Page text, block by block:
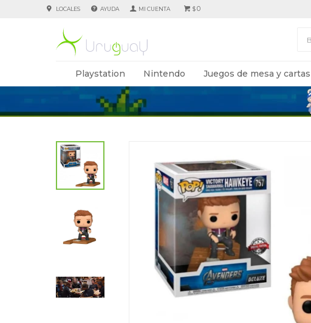
Playstation Nintendo Juegos de mesa y cartas
$0
LOCALES AYUDA